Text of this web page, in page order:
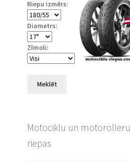
Riepu izmērs:
Diametrs:
Zīmoli:
Meklēt
Motociklu un motorolleru
riepas